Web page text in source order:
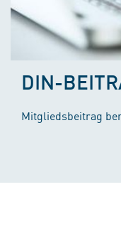
DIN-
Mitgliedsbeitrag